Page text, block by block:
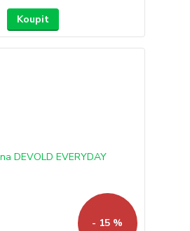
Koupit
- 15 %